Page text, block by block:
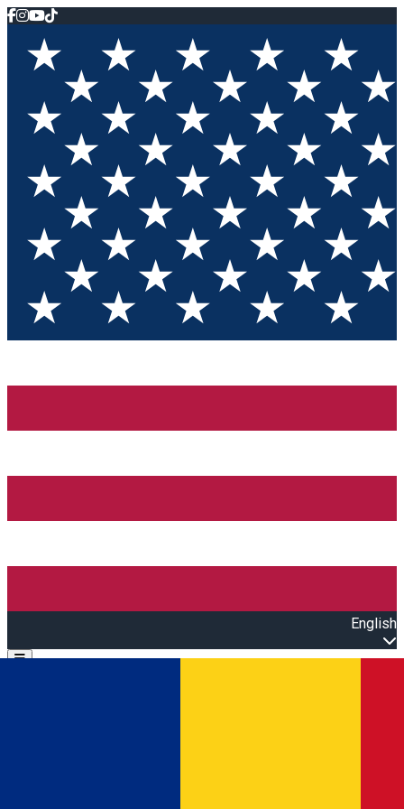
English
Open main menu